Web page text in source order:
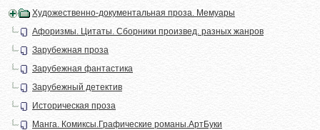
Художественно-документальная проза. Мемуары
Афоризмы. Цитаты. Сборники произвед. разных жанров
Зарубежная проза
Зарубежная фантастика
Зарубежный детектив
Историческая проза
Манга. Комиксы.Графические романы.АртБуки